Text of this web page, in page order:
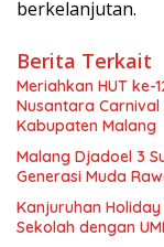
berkelanjutan.
Berita Terkait
Meriahkan HUT ke-
Nusantara
Kabupaten Malang
Malang Djadoel 3
Generasi Muda
Kanjuruhan
Sekolah dengan